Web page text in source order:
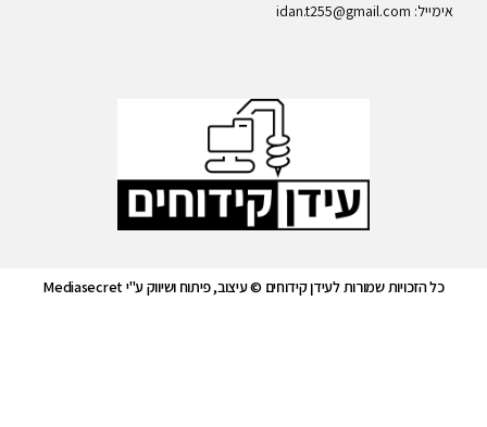
אימייל: idan.t255@gmail.com
כל הזכויות שמורות לעידן קידוחים © עיצוב, פיתוח ושיווק ע"י Mediasecret